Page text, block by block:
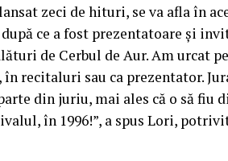
zeci de hituri, se va afla în
după ce a fost prezentatoare şi
de Cerbul de Aur. Am urcat
recitaluri sau ca prezentator.
din juriu, mai ales că o să fiu
în 1996!”, a spus Lori,